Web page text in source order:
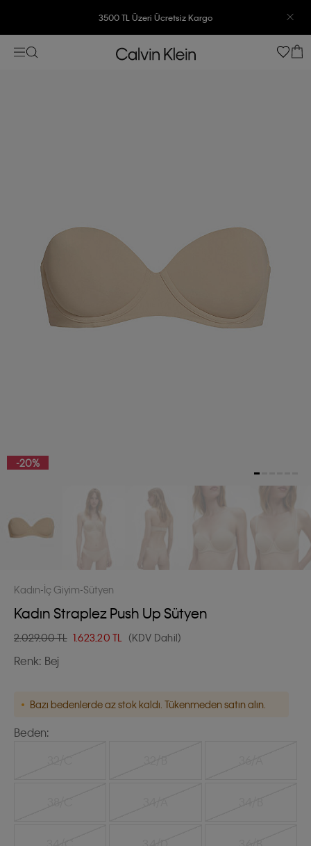
3500 TL Üzeri Ücretsiz Kargo
7500 TL Ve Üzeri Alışverişlerinizde 6 Taksit İmkanı
-20%
Kadın İç Giyim Sütyen
Kadın Straplez Push Up Sütyen
2.029,00 TL 1.623,20 TL (KDV Dahil)
Renk: Bej
Bazı bedenlerde az stok kaldı. Tükenmeden satın alın.
Beden: